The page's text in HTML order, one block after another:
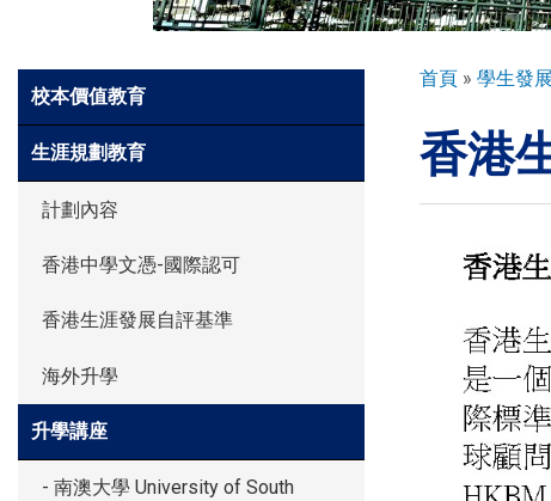
環球探索
入學申請
學生園地
學生表現
Side
Meun
校本價值教育
生涯規劃教育
計劃內容
香港中學文憑-國際認可
香港生涯發展自評基準
海外升學
升學講座
- 南澳大學 University of South
導
連
結
首頁 學生發展
香港